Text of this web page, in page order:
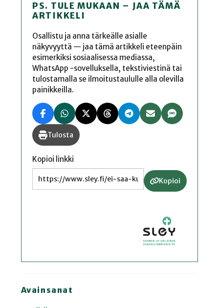
PS. TULE MUKAAN – JAA TÄMÄ
ARTIKKELI
Osallistu ja anna tärkeälle asialle
näkyvyyttä — jaa tämä artikkeli eteenpäin
esimerkiksi sosiaalisessa mediassa,
WhatsApp -sovelluksella, tekstiviestinä tai
tulostamalla se ilmoitustaululle alla olevilla
painikkeilla.
Tulosta
Kopioi linkki
Kopioi
Avainsanat